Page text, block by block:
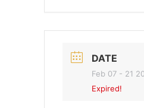
DATE
Feb 07 - 21
Expired!